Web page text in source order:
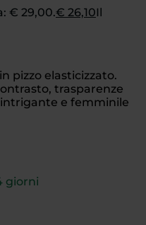
€ 29,00.€ 26,10Il
pizzo elasticizzato.
trasparenze
e femminile
giorni